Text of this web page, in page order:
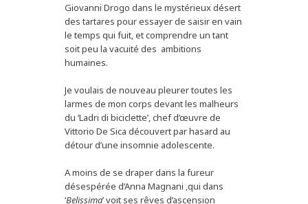
Giovanni Drogo dans le mystérieux désert
des tartares pour essayer de saisir en vain
le temps qui fuit, et comprendre un tant
soit peu la vacuité des ambitions
humaines.
Je voulais de nouveau pleurer toutes les
larmes de mon corps devant les malheurs
du ‘Ladri di biciclette’, chef d’œuvre de
Vittorio De Sica découvert par hasard au
détour d’une insomnie adolescente.
A moins de se draper dans la fureur
désespérée d’Anna Magnani ,qui dans
‘Belissima’ voit ses rêves d’ascension